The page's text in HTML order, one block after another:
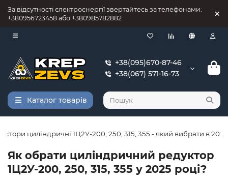
За відсутності єлектроєнергії звертайтесь за телефонами:
+380956723458 або +380985782882
+38(095)670-87-46
+38(067) 571-16-73
Каталог товарів
циліндричні 1Ц2У-200, 250, 315, 355 - який вибрати в 2025
Як обрати циліндричний редуктор
1Ц2У-200, 250, 315, 355 у 2025 році?